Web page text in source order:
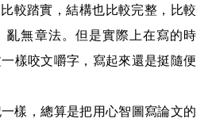
較踏實，結構也比較完整，比較
亂無章法。但是實際上在寫的時
樣咬文嚼字，寫起來還是挺隨便
樣，總算是把用心智圖寫論文的